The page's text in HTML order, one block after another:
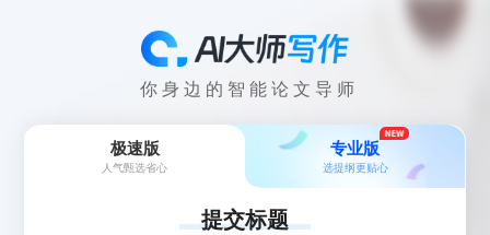
你身边的智能论文导师
极速版
人气甄选省心
专业版
选提纲更贴心
提交标题